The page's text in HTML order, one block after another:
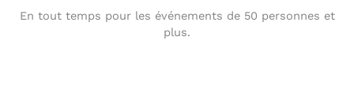
En tout temps pour les événements de 50 personnes et
plus.